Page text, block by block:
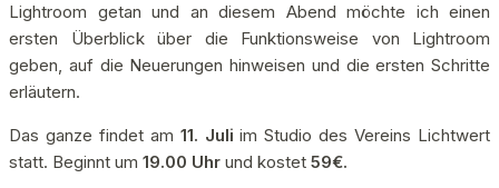
Lightroom getan und an diesem Abend möchte ich einen
ersten Überblick über die Funktionsweise von Lightroom
geben, auf die Neuerungen hinweisen und die ersten Schritte
erläutern.
Das ganze findet am 11. Juli im Studio des Vereins Lichtwert
statt. Beginnt um 19.00 Uhr und kostet 59€.